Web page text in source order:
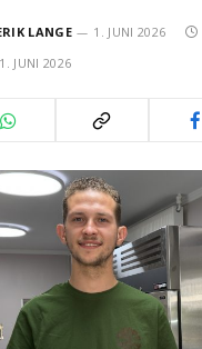
LANGE 1. JUNI 2026
1. JUNI 2026